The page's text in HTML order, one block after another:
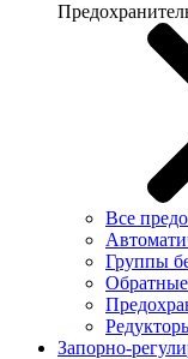
Все
Группы
Запорно-